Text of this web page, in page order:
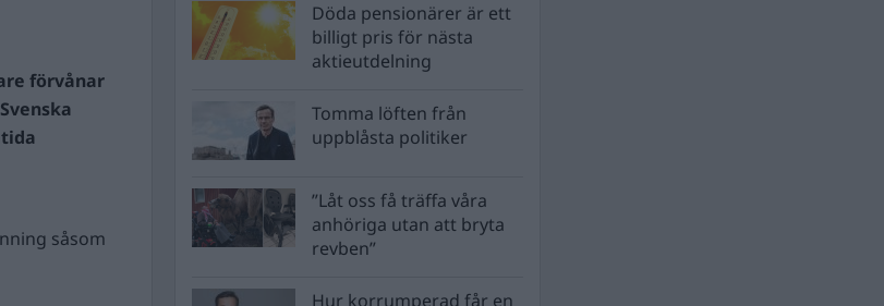
förvånar
såsom
Döda pensionärer är ett
billigt pris för nästa
aktieutdelning
Tomma löften från
uppblåsta politiker
”Låt oss få träffa våra
anhöriga utan att bryta
revben”
Hur korrumperad får en